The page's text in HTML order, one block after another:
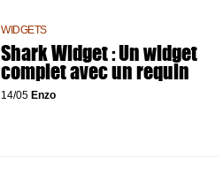
WIDGETS
Shark Widget : Un widget
complet avec un requin
14/05 Enzo